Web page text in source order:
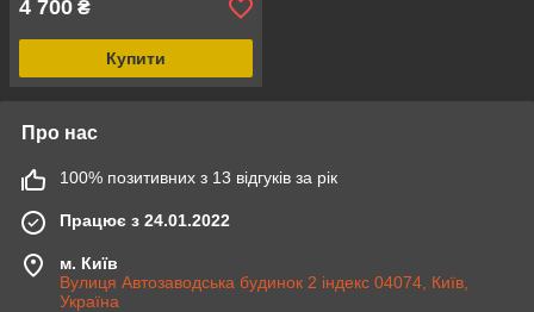
4 700 ₴
Купити
Про нас
100% позитивних з 13 відгуків за рік
Працює з 24.01.2022
м. Київ
Вулиця Автозаводська будинок 2 індекс 04074, Київ,
Україна